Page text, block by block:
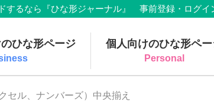
するなら『ひな形ジャーナル』 事前登録・ログイ
ひな形ページ 個人向けのひな形ペ
Personal
セル、ナンバーズ）中央揃え